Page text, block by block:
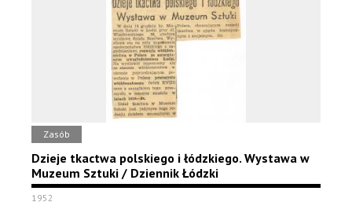
Zasób
Dzieje tkactwa polskiego i łódzkiego. Wystawa w
Muzeum Sztuki / Dziennik Łódzki
1952